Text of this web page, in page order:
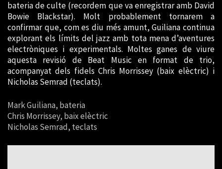
bateria de culte (recordem que va enregistrar amb David
Bowie Blackstar). Molt probablement tornarem a
confirmar que, com es diu més amunt, Guiliana continua
explorant els límits del jazz amb tota mena d’aventures
electròniques i experimentals. Moltes ganes de viure
aquesta revisió de Beat Music en format de trio,
acompanyat dels fidels Chris Morrissey (baix elèctric) i
Nicholas Semrad (teclats).
Mark Guiliana, bateria
Chris Morrissey, baix elèctric
Nicholas Semrad, teclats